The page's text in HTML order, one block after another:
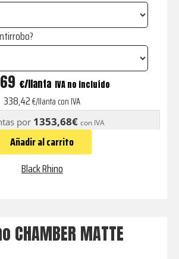
€ IVA no incluído
338,42€/llanta con IVA
por 1353,68€ con IVA
Añadir al carrito
Black Rhino
CHAMBER MATTE